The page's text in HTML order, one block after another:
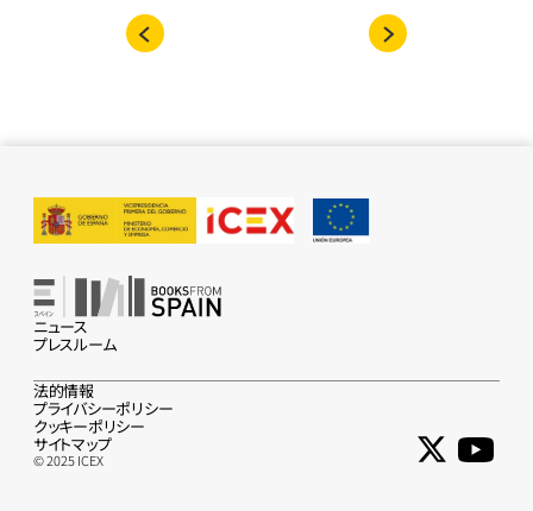
ニュース
プレスルーム
© 2025 ICEX
法的情報
プライバシーポリシー
クッキーポリシー
サイトマップ